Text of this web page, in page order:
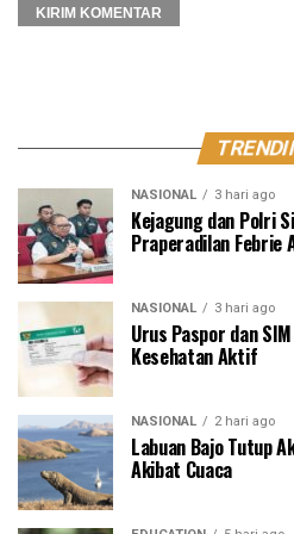
NASIONAL 3 hari ago
Kejagung dan Polri
Praperadilan Febrie
NASIONAL 3 hari ago
Urus Paspor dan
Kesehatan Aktif
NASIONAL 2 hari ago
Labuan Bajo Tutup
Akibat Cuaca